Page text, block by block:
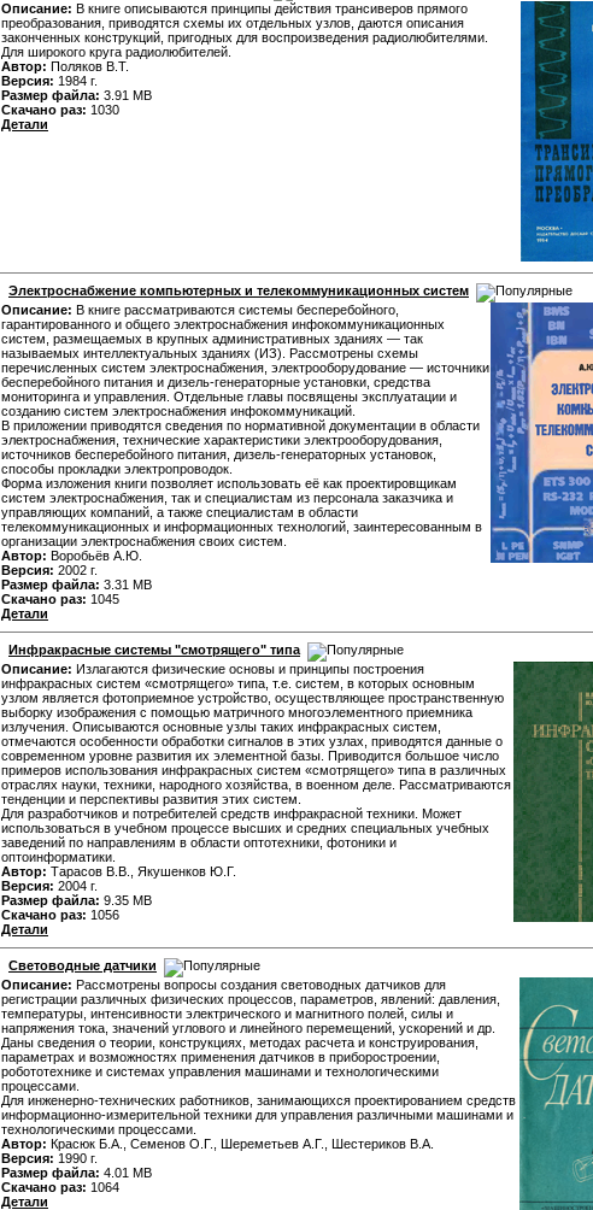
Описание: В книге описываются принципы действия трансиверов прямого
преобразования, приводятся схемы их отдельных узлов, даются описания
законченных конструкций, пригодных для воспроизведения радиолюбителями.
Для широкого круга радиолюбителей.
Автор: Поляков В.Т.
Версия: 1984 г.
Размер файла: 3.91 MB
Скачано раз: 1030
Детали
Электроснабжение компьютерных и телекоммуникационных систем
Описание: В книге рассматриваются системы бесперебойного,
гарантированного и общего электроснабжения инфокоммуникационных
систем, размещаемых в крупных административных зданиях — так
называемых интеллектуальных зданиях (ИЗ). Рассмотрены схемы
перечисленных систем электроснабжения, электрооборудование — источники
бесперебойного питания и дизель-генераторные установки, средства
мониторинга и управления. Отдельные главы посвящены эксплуатации и
созданию систем электроснабжения инфокоммуникаций.
В приложении приводятся сведения по нормативной документации в области
электроснабжения, технические характеристики электрооборудования,
источников бесперебойного питания, дизель-генераторных установок,
способы прокладки электропроводок.
Форма изложения книги позволяет использовать её как проектировщикам
систем электроснабжения, так и специалистам из персонала заказчика и
управляющих компаний, а также специалистам в области
телекоммуникационных и информационных технологий, заинтересованным в
организации электроснабжения своих систем.
Автор: Воробьёв А.Ю.
Версия: 2002 г.
Размер файла: 3.31 MB
Скачано раз: 1045
Детали
Инфракрасные системы "смотрящего" типа
Описание: Излагаются физические основы и принципы построения
инфракрасных систем «смотрящего» типа, т.е. систем, в которых основным
узлом является фотоприемное устройство, осуществляющее пространственную
выборку изображения с помощью матричного многоэлементного приемника
излучения. Описываются основные узлы таких инфракрасных систем,
отмечаются особенности обработки сигналов в этих узлах, приводятся данные о
современном уровне развития их элементной базы. Приводится большое число
примеров использования инфракрасных систем «смотрящего» типа в различных
отраслях науки, техники, народного хозяйства, в военном деле. Рассматриваются
тенденции и перспективы развития этих систем.
Для разработчиков и потребителей средств инфракрасной техники. Может
использоваться в учебном процессе высших и средних специальных учебных
заведений по направлениям в области оптотехники, фотоники и
оптоинформатики.
Автор: Тарасов В.В., Якушенков Ю.Г.
Версия: 2004 г.
Размер файла: 9.35 MB
Скачано раз: 1056
Детали
Световодные датчики
Описание: Рассмотрены вопросы создания световодных датчиков для
регистрации различных физических процессов, параметров, явлений: давления,
температуры, интенсивности электрического и магнитного полей, силы и
напряжения тока, значений углового и линейного перемещений, ускорений и др.
Даны сведения о теории, конструкциях, методах расчета и конструирования,
параметрах и возможностях применения датчиков в приборостроении,
робототехнике и системах управления машинами и технологическими
процессами.
Для инженерно-технических работников, занимающихся проектированием средств
информационно-измерительной техники для управления различными машинами и
технологическими процессами.
Автор: Красюк Б.А., Семенов О.Г., Шереметьев А.Г., Шестериков В.А.
Версия: 1990 г.
Размер файла: 4.01 MB
Скачано раз: 1064
Детали